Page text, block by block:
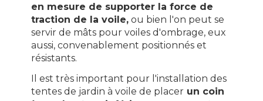
en mesure de supporter la force de
traction de la voile,ou bien l'on peut se
servir de mâts pour voiles d'ombrage, eux
aussi, convenablement positionnés et
résistants.
Il est très important pour l'installation des
tentes de jardin à voile de placerun coin